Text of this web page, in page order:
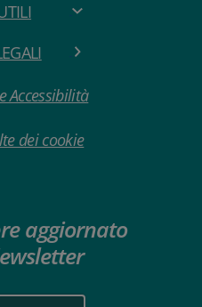
Accessibilità
dei cookie
aggiornato